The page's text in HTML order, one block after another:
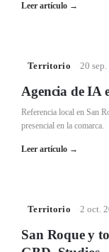
Leer artículo →
Territorio 20
Agencia de IA
Referencia local en San
presencial en la comarca.
Leer artículo →
Territorio 2 oct.
San Roque y